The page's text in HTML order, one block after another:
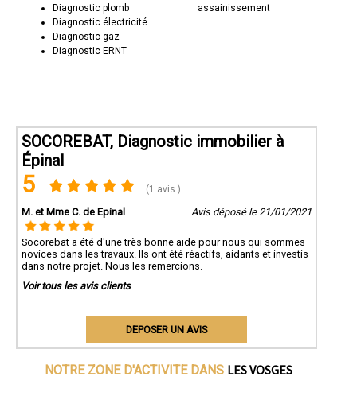
Diagnostic plomb
Diagnostic électricité
Diagnostic gaz
Diagnostic ERNT
assainissement
SOCOREBAT, Diagnostic immobilier à
Épinal
5 (1 avis )
M. et Mme C. de Epinal Avis déposé le 21/01/2021
Socorebat a été d'une très bonne aide pour nous qui sommes
novices dans les travaux. Ils ont été réactifs, aidants et investis
dans notre projet. Nous les remercions.
Voir tous les avis clients
DEPOSER UN AVIS
NOTRE ZONE D'ACTIVITE DANS LES VOSGES